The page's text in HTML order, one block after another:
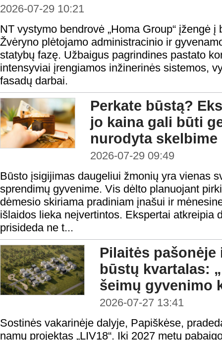
2026-07-29 10:21
NT vystymo bendrovė „Homa Group“ įžengė
Žvėryno plėtojamo administracinio ir
statybų fazę. Užbaigus pagrindines pastato
intensyviai įrengiamos inžinerinės sistemos,
fasadų darbai.
Perkate būstą?
jo kaina gali būti
nurodyta skelbime
2026-07-29 09:49
Būsto įsigijimas daugeliui žmonių yra vienas
sprendimų gyvenime. Vis dėlto planuojant
dėmesio skiriama pradiniam įnašui ir
išlaidos lieka neįvertintos. Ekspertai atkreipia
prisideda ne t...
Pilaitės
būstų kvartalas:
šeimų gyvenimo
2026-07-27 13:41
Sostinės vakarinėje dalyje, Papiškėse,
namų projektas „LIV18“. Iki 2027 metų